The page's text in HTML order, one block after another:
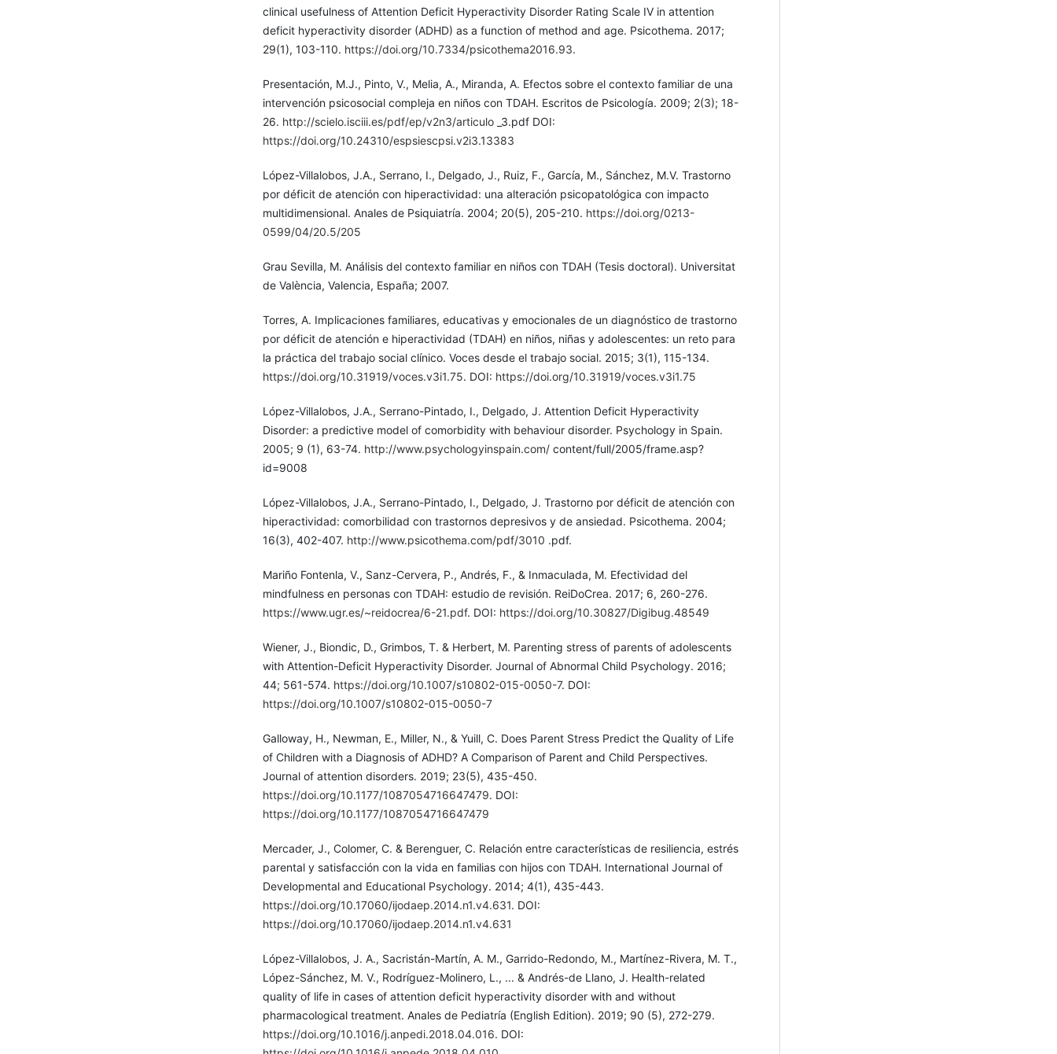
clinical usefulness of Attention Deficit Hyperactivity Disorder Rating Scale IV in attention
deficit hyperactivity disorder (ADHD) as a function of method and age. Psicothema. 2017;
29(1), 103-110. https://doi.org/10.7334/psicothema2016.93.
Presentación, M.J., Pinto, V., Melia, A., Miranda, A. Efectos sobre el contexto familiar de una
intervención psicosocial compleja en niños con TDAH. Escritos de Psicología. 2009; 2(3); 18-
26. http://scielo.isciii.es/pdf/ep/v2n3/articulo_3.pdf DOI:
https://doi.org/10.24310/espsiescpsi.v2i3.13383
López-Villalobos, J.A., Serrano, I., Delgado, J., Ruiz, F., García, M., Sánchez, M.V. Trastorno
por déficit de atención con hiperactividad: una alteración psicopatológica con impacto
multidimensional. Anales de Psiquiatría. 2004; 20(5), 205-210. https://doi.org/0213-
0599/04/20.5/205
Grau Sevilla, M. Análisis del contexto familiar en niños con TDAH (Tesis doctoral). Universitat
de València, Valencia, España; 2007.
Torres, A. Implicaciones familiares, educativas y emocionales de un diagnóstico de trastorno
por déficit de atención e hiperactividad (TDAH) en niños, niñas y adolescentes: un reto para
la práctica del trabajo social clínico. Voces desde el trabajo social. 2015; 3(1), 115-134.
https://doi.org/10.31919/voces.v3i1.75. DOI: https://doi.org/10.31919/voces.v3i1.75
López-Villalobos, J.A., Serrano-Pintado, I., Delgado, J. Attention Deficit Hyperactivity
Disorder: a predictive model of comorbidity with behaviour disorder. Psychology in Spain.
2005; 9 (1), 63-74. http://www.psychologyinspain.com/content/full/2005/frame.asp?
id=9008
López-Villalobos, J.A., Serrano-Pintado, I., Delgado, J. Trastorno por déficit de atención con
hiperactividad: comorbilidad con trastornos depresivos y de ansiedad. Psicothema. 2004;
16(3), 402-407. http://www.psicothema.com/pdf/3010 .pdf.
Mariño Fontenla, V., Sanz-Cervera, P., Andrés, F., & Inmaculada, M. Efectividad del
mindfulness en personas con TDAH: estudio de revisión. ReiDoCrea. 2017; 6, 260-276.
https://www.ugr.es/~reidocrea/6-21.pdf. DOI: https://doi.org/10.30827/Digibug.48549
Wiener, J., Biondic, D., Grimbos, T. & Herbert, M. Parenting stress of parents of adolescents
with Attention-Deficit Hyperactivity Disorder. Journal of Abnormal Child Psychology. 2016;
44; 561-574. https://doi.org/10.1007/s10802-015-0050-7. DOI:
https://doi.org/10.1007/s10802-015-0050-7
Galloway, H., Newman, E., Miller, N., & Yuill, C. Does Parent Stress Predict the Quality of Life
of Children with a Diagnosis of ADHD? A Comparison of Parent and Child Perspectives.
Journal of attention disorders. 2019; 23(5), 435-450.
https://doi.org/10.1177/1087054716647479. DOI:
https://doi.org/10.1177/1087054716647479
Mercader, J., Colomer, C. & Berenguer, C. Relación entre características de resiliencia, estrés
parental y satisfacción con la vida en familias con hijos con TDAH. International Journal of
Developmental and Educational Psychology. 2014; 4(1), 435-443.
https://doi.org/10.17060/ijodaep.2014.n1.v4.631. DOI:
https://doi.org/10.17060/ijodaep.2014.n1.v4.631
López-Villalobos, J. A., Sacristán-Martín, A. M., Garrido-Redondo, M., Martínez-Rivera, M. T.,
López-Sánchez, M. V., Rodríguez-Molinero, L., ... & Andrés-de Llano, J. Health-related
quality of life in cases of attention deficit hyperactivity disorder with and without
pharmacological treatment. Anales de Pediatría (English Edition). 2019; 90 (5), 272-279.
https://doi.org/10.1016/j.anpedi.2018.04.016. DOI: